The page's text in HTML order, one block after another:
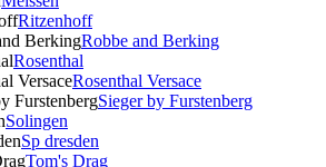
Ritzenhoff
Robbe and Berking
Rosenthal
Rosenthal Versace
Sieger by Furstenberg
Solingen
Sp dresden
Tom's Drag